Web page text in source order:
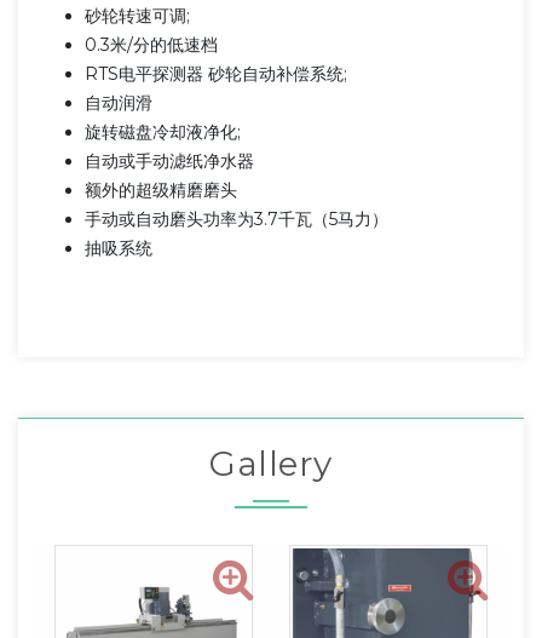
砂轮转速可调;
0.3米/分的低速档
RTS电平探测器 砂轮自动补偿系统;
自动润滑
旋转磁盘冷却液净化;
自动或手动滤纸净水器
额外的超级精磨磨头
手动或自动磨头功率为3.7千瓦（5马力）
抽吸系统
Gallery